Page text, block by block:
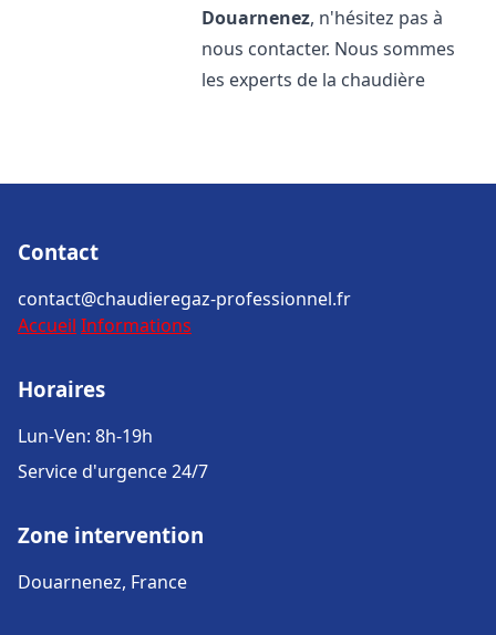
Douarnenez, n'hésitez pas à
nous contacter. Nous sommes
les experts de la chaudière
Contact
contact@chaudieregaz-professionnel.fr
Accueil Informations
Horaires
Lun-Ven: 8h-19h
Service d'urgence 24/7
Zone intervention
Douarnenez, France